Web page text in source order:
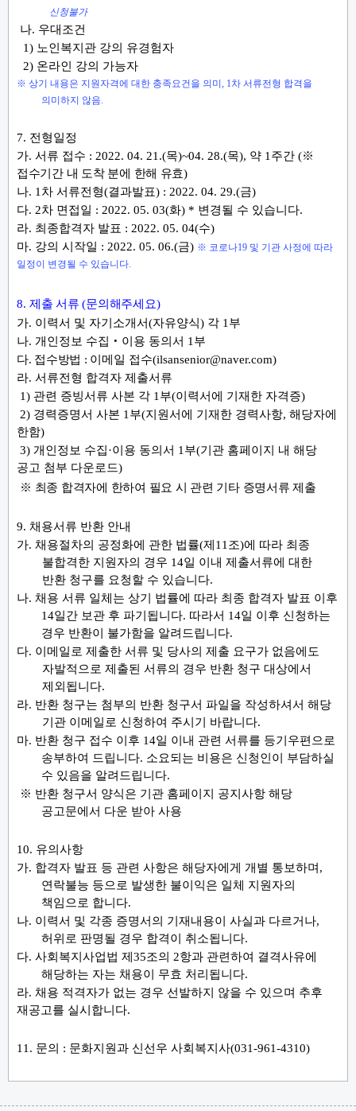
신청불가
나. 우대조건
1) 노인복지관 강의 유경험자
2) 온라인 강의 가능자
※ 상기 내용은 지원자격에 대한 충족요건을 의미 , 1 차 서류전형 합격을
의미하지 않음
7. 전형일정
가. 서류 접수 : 2022. 04. 21.(목)~04. 28.(목), 약 1 주간 (※
접수기간 내 도착 분에 한해 유효)
나. 1 차 서류전형(결과발표) : 2022. 04. 29.(금)
다. 2차 면접일 : 2022. 05. 03(화) * 변경될 수 있습니다.
라. 최종합격자 발표 : 2022. 05. 04(수)
마. 강의 시작일 : 2022. 05. 06.(금) ※ 코로나19 및 기관 사정에 따라
일정이 변경될 수 있습니다
8. 제출 서류 (문의해주세요)
가. 이력서 및 자기소개서(자유양식) 각 1 부
나. 개인정보 수집 ‧ 이용 동의서 1 부
다. 접수방법 : 이메일 접수(ilsansenior@naver.com)
라. 서류전형 합격자 제출서류
1) 관련 증빙서류 사본 각 1 부(이력서에 기재한 자격증)
2) 경력증명서 사본 1 부(지원서에 기재한 경력사항, 해당자에
한함)
3) 개인정보 수집·이용 동의서 1 부(기관 홈페이지 내 해당
공고 첨부 다운로드)
※ 최종 합격자에 한하여 필요 시 관련 기타 증명서류 제출
9. 채용서류 반환 안내
가. 채용절차의 공정화에 관한 법률(제 11 조)에 따라 최종
불합격한 지원자의 경우 14일 이내 제출서류에 대한
반환 청구를 요청할 수 있습니다.
나. 채용 서류 일체는 상기 법률에 따라 최종 합격자 발표 이후
14일간 보관 후 파기됩니다. 따라서 14일 이후 신청하는
경우 반환이 불가함을 알려드립니다.
다. 이메일로 제출한 서류 및 당사의 제출 요구가 없음에도
자발적으로 제출된 서류의 경우 반환 청구 대상에서
제외됩니다.
라. 반환 청구는 첨부의 반환 청구서 파일을 작성하셔서 해당
기관 이메일로 신청하여 주시기 바랍니다.
마. 반환 청구 접수 이후 14일 이내 관련 서류를 등기우편으로
송부하여 드립니다. 소요되는 비용은 신청인이 부담하실
수 있음을 알려드립니다.
※ 반환 청구서 양식은 기관 홈페이지 공지사항 해당
공고문에서 다운 받아 사용
10. 유의사항
가. 합격자 발표 등 관련 사항은 해당자에게 개별 통보하며 ,
연락불능 등으로 발생한 불이익은 일체 지원자의
책임으로 합니다.
나. 이력서 및 각종 증명서의 기재내용이 사실과 다르거나,
허위로 판명될 경우 합격이 취소됩니다.
다. 사회복지사업법 제 35조의 2항과 관련하여 결격사유에
해당하는 자는 채용이 무효 처리됩니다.
라. 채용 적격자가 없는 경우 선발하지 않을 수 있으며 추후
재공고를 실시합니다.
11. 문의 : 문화지원과 신선우 사회복지사(031-961-4310)